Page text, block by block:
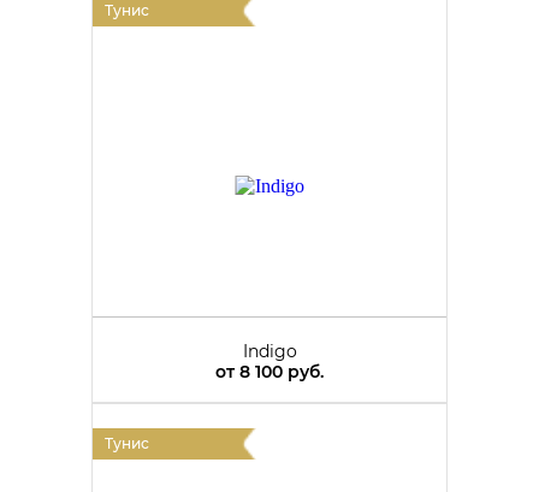
Тунис
Indigo
от8 100 руб.
Тунис